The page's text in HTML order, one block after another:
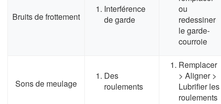
Bruits de frottement
Interférence
de garde
ou
redessiner
le garde-
courroie
Sons de meulage
Des
roulements
Remplacer
> Aligner >
Lubrifier les
roulements